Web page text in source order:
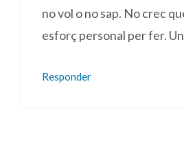
no vol o no sap. No crec
esforç personal per fer.
Responder